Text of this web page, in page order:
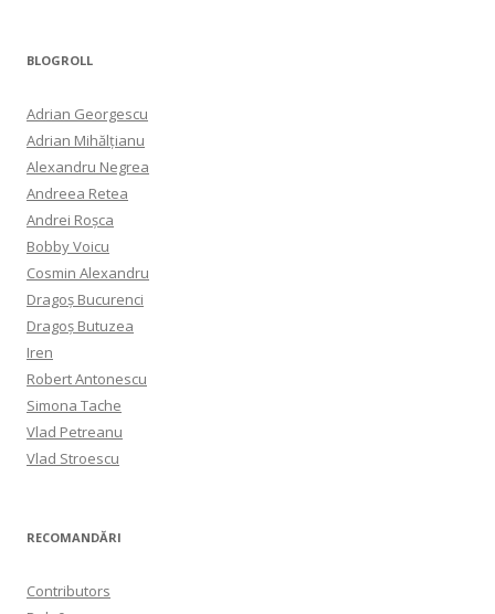
BLOGROLL
Adrian Georgescu
Adrian Mihălțianu
Alexandru Negrea
Andreea Retea
Andrei Roșca
Bobby Voicu
Cosmin Alexandru
Dragoș Bucurenci
Dragoș Butuzea
Iren
Robert Antonescu
Simona Tache
Vlad Petreanu
Vlad Stroescu
RECOMANDĂRI
Contributors